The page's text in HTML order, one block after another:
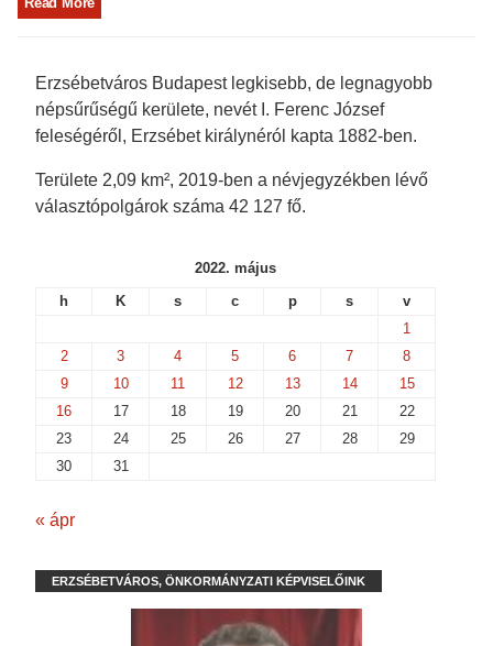
Erzsébetváros Budapest legkisebb, de legnagyobb
népsűrűségű kerülete, nevét I. Ferenc József
feleségéről, Erzsébet királynéról kapta 1882-ben.
Területe 2,09 km², 2019-ben a névjegyzékben lévő
választópolgárok száma 42 127 fő.
2022. május
h
K s c p s
v
1
2
3 4 5 6 7
8
9
10 11 12 13 14
15
16
17 18 19 20 21
22
23
24 25 26 27 28
29
30
31
« ápr
ERZSÉBETVÁROS, ÖNKORMÁNYZATI KÉPVISELŐINK